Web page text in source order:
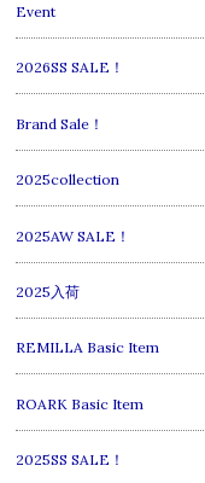
Event
2026SS SALE！
Brand Sale！
2025collection
2025AW SALE！
2025入荷
REMILLA Basic Item
ROARK Basic Item
2025SS SALE！